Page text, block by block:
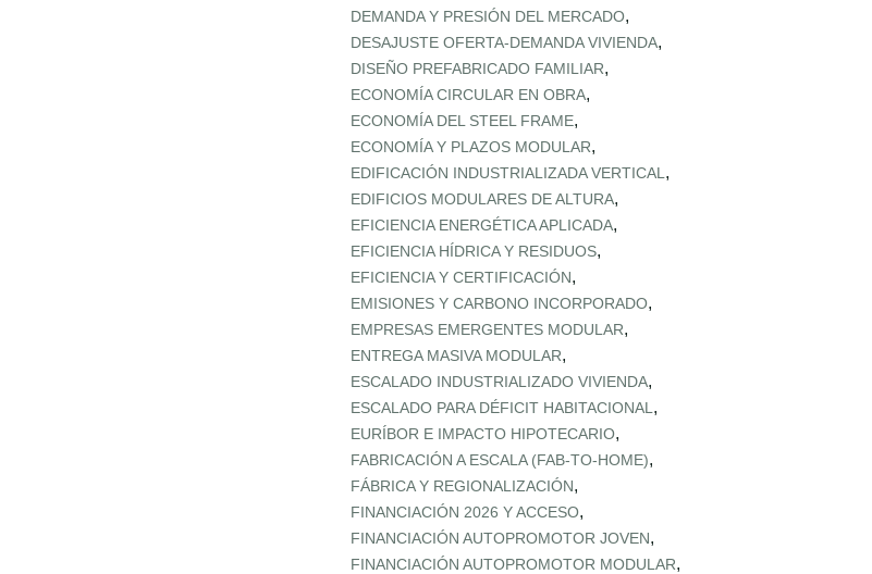
DEMANDA Y PRESIÓN DEL MERCADO,
DESAJUSTE OFERTA‑DEMANDA VIVIENDA,
DISEÑO PREFABRICADO FAMILIAR,
ECONOMÍA CIRCULAR EN OBRA,
ECONOMÍA DEL STEEL FRAME,
ECONOMÍA Y PLAZOS MODULAR,
EDIFICACIÓN INDUSTRIALIZADA VERTICAL ,
EDIFICIOS MODULARES DE ALTURA,
EFICIENCIA ENERGÉTICA APLICADA,
EFICIENCIA HÍDRICA Y RESIDUOS,
EFICIENCIA Y CERTIFICACIÓN,
EMISIONES Y CARBONO INCORPORADO,
EMPRESAS EMERGENTES MODULAR,
ENTREGA MASIVA MODULAR,
ESCALADO INDUSTRIALIZADO VIVIENDA,
ESCALADO PARA DÉFICIT HABITACIONAL ,
EURÍBOR E IMPACTO HIPOTECARIO,
FABRICACIÓN A ESCALA (FAB‑TO‑HOME),
FÁBRICA Y REGIONALIZACIÓN,
FINANCIACIÓN 2026 Y ACCESO,
FINANCIACIÓN AUTOPROMOTOR JOVEN,
FINANCIACIÓN AUTOPROMOTOR MODULAR,